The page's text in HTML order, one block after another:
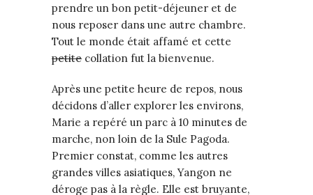
prendre un bon petit-déjeuner et de
nous reposer dans une autre chambre.
Tout le monde était affamé et cette
petite collation fut la bienvenue.
Après une petite heure de repos, nous
décidons d’aller explorer les environs,
Marie a repéré un parc à 10 minutes de
marche, non loin de la Sule Pagoda.
Premier constat, comme les autres
grandes villes asiatiques, Yangon ne
déroge pas à la règle. Elle est bruyante,